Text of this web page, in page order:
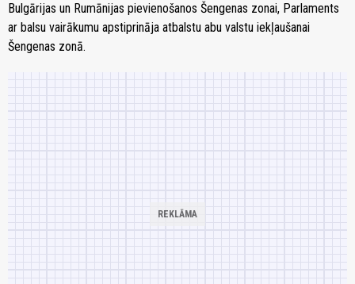
Bulgārijas un Rumānijas pievienošanos Šengenas zonai, Parlaments
ar balsu vairākumu apstiprināja atbalstu abu valstu iekļaušanai
Šengenas zonā.